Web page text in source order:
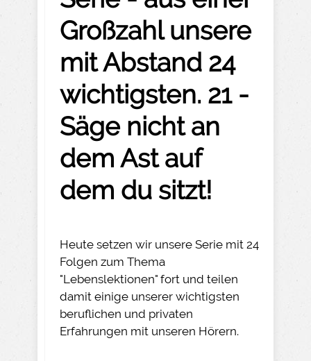
Großzahl unsere
mit Abstand 24
wichtigsten. 21 -
Säge nicht an
dem Ast auf
dem du sitzt!
Heute setzen wir unsere Serie mit 24
Folgen zum Thema
"Lebenslektionen" fort und teilen
damit einige unserer wichtigsten
beruflichen und privaten
Erfahrungen mit unseren Hörern.